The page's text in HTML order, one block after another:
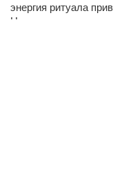
энергия ритуала
Нередко у мужчин